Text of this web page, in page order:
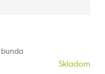
bunda
Skladom